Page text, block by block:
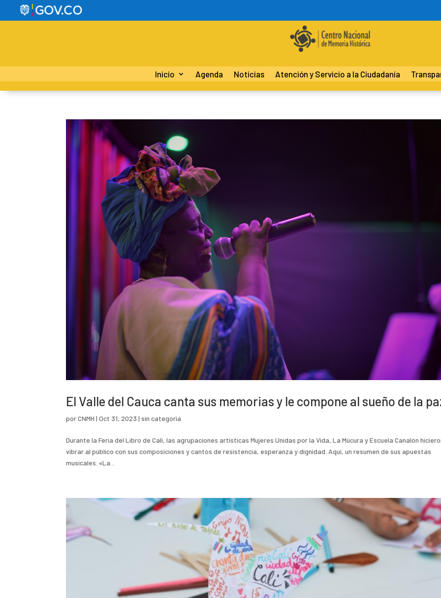
Inicio Agenda Noticias Atención y Servicio a la Ciudadanía
El Valle del Cauca canta sus memorias y le compone al sueño de la
porCNMH |Oct 31, 2023 |sin categoria
Durante la Feria del Libro de Cali, las agrupaciones artísticas Mujeres Unidas por la Vida, La Múcura y Escuela Canalón
vibrar al público con sus composiciones y cantos de resistencia, esperanza y dignidad. Aquí, un resumen de sus apuestas
musicales. «La...